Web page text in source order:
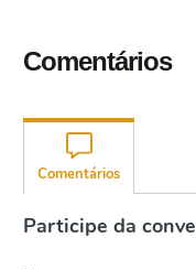
Comentários